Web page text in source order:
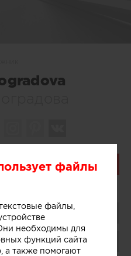
избранное
файлы
файлы,
необходимы для
функций сайта
а также помогают